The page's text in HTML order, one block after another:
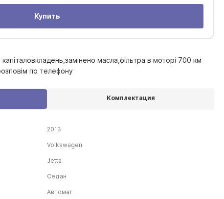
Купить
масла,фільтра в моторі 700 км
по телефону
Комплектация
2013
Volkswagen
Jetta
Седан
Автомат